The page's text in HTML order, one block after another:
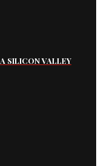
SILICON VALLEY